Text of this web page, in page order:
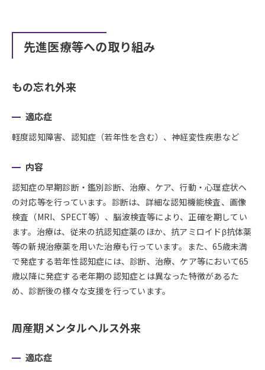
先進医療等への取り組み
もの忘れ外来
適応症
軽度認知障害、認知症（若年性を含む）、神経変性疾患など
内容
認知症の早期診断・鑑別診断、治療、ケア、行動・心理症状へ
の対応等を行っています。診断は、詳細な認知機能検査、画像
検査（MRI、SPECT等）、脳波検査等により、正確を期してい
ます。治療は、従来の抗認知症薬のほか、抗アミロイドβ抗体薬
等の新規治療薬を用いた治療も行っています。また、65歳未満
で発症する若年性認知症には、診断、治療、ケア等において65
歳以降に発症する老年期の認知症とは異なった特徴があるた
め、診断後の様々な支援を行っています。
周産期メンタルヘルス外来
適応症